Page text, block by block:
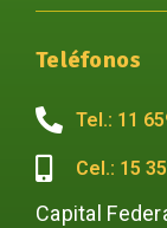
Teléfonos
Tel.: 11
Cel.: 15
Capital